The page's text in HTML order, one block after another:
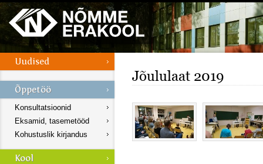
Konsultatsioonid
Eksamid, tasemetööd
Kohustuslik kirjandus
Jõululaat 2019